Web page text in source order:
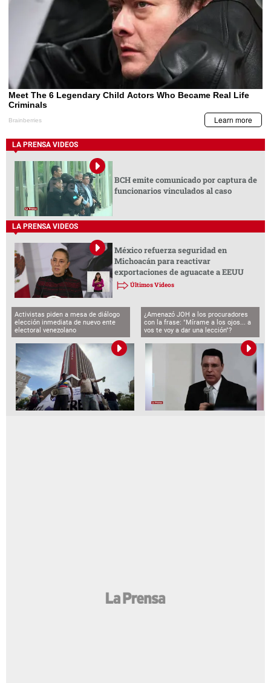
LA PRENSA VIDEOS
BCH emite comunicado por captura de
funcionarios vinculados al caso
LA PRENSA VIDEOS
México refuerza seguridad en
Michoacán para reactivar
exportaciones de aguacate a EEUU
Últimos Videos
Activistas piden a mesa de diálogo
elección inmediata de nuevo ente
electoral venezolano
¿Amenazó JOH a los procuradores
con la frase: "Mírame a los ojos... a
vos te voy a dar una lección"?